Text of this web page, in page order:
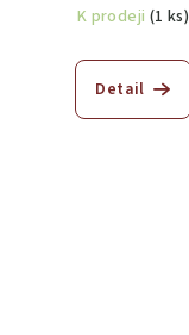
K prodeji (1 ks)
Detail